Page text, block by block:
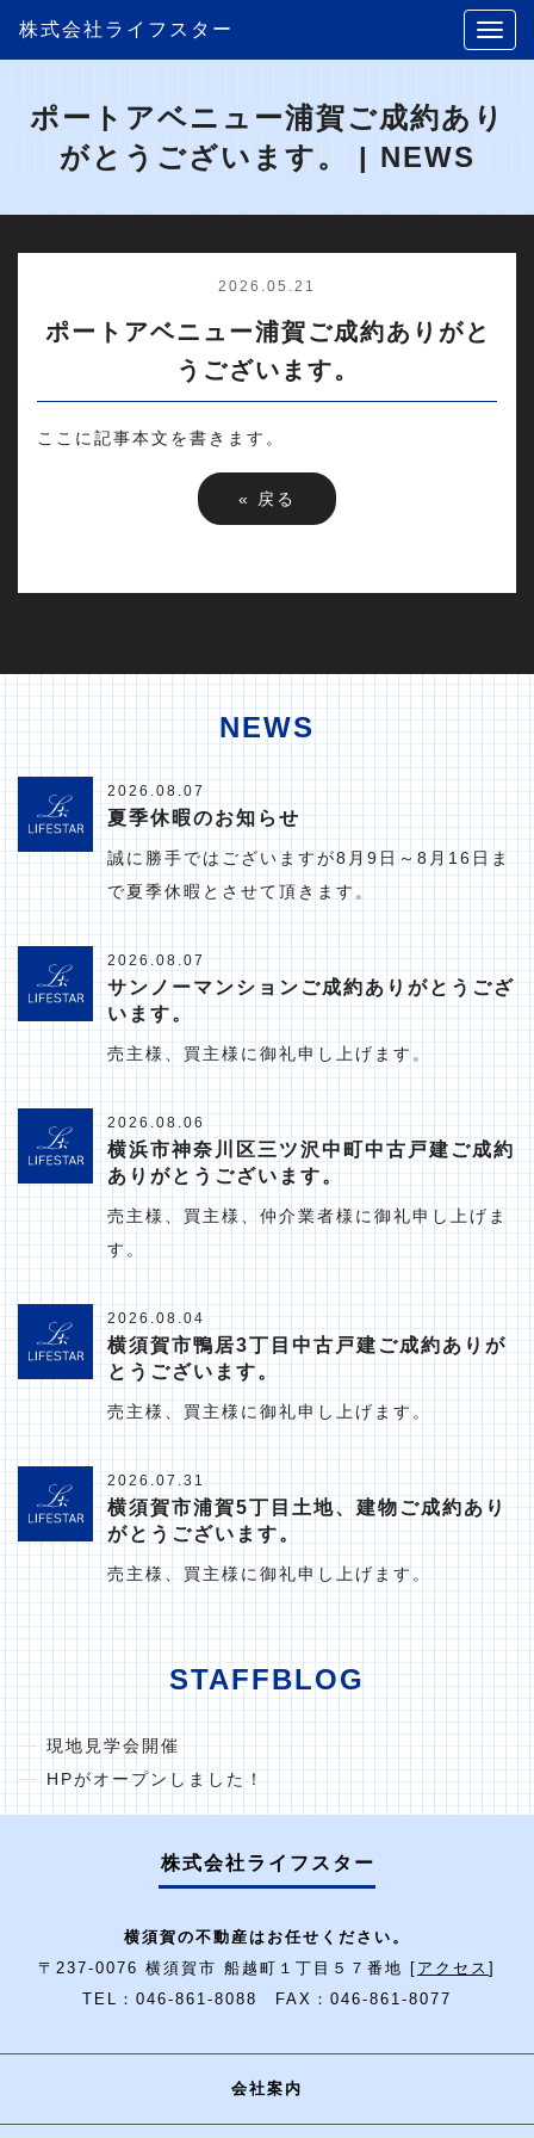
株式会社ライフスター
ポートアベニュー浦賀ご成約あり
がとうございます。 | NEWS
2026.05.21
ポートアベニュー浦賀ご成約ありがと
うございます。
ここに記事本文を書きます。
« 戻る
NEWS
2026.08.07
夏季休暇のお知らせ
誠に勝手ではございますが8月9日～8月16日ま
で夏季休暇とさせて頂きます。
2026.08.07
サンノーマンションご成約ありがとうござ
います。
売主様、買主様に御礼申し上げます。
2026.08.06
横浜市神奈川区三ツ沢中町中古戸建ご成約
ありがとうございます。
売主様、買主様、仲介業者様に御礼申し上げま
す。
2026.08.04
横須賀市鴨居3丁目中古戸建ご成約ありが
とうございます。
売主様、買主様に御礼申し上げます。
2026.07.31
横須賀市浦賀5丁目土地、建物ご成約あり
がとうございます。
売主様、買主様に御礼申し上げます。
STAFFBLOG
現地見学会開催
HPがオープンしました！
株式会社ライフスター
横須賀の不動産はお任せください。
〒237-0076 横須賀市 船越町１丁目５７番地 [ アクセス ]
TEL：046-861-8088 FAX：046-861-8077
会社案内